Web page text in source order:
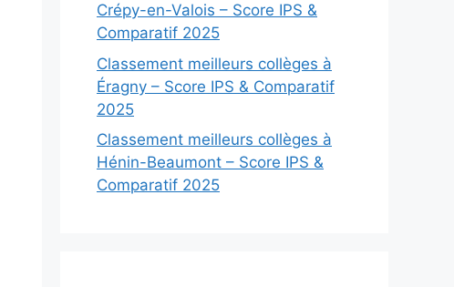
Crépy-en-Valois – Score IPS &
Comparatif 2025
Classement meilleurs collèges à
Éragny – Score IPS & Comparatif
2025
Classement meilleurs collèges à
Hénin-Beaumont – Score IPS &
Comparatif 2025